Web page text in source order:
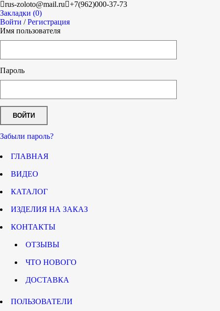
rus-zoloto@mail.ru
+7(962)000-37-73
Закладки (0)
Войти /Регистрация
Имя пользователя
Пароль
Забыли пароль?
ГЛАВНАЯ
ВИДЕО
КАТАЛОГ
ИЗДЕЛИЯ НА ЗАКАЗ
КОНТАКТЫ
ОТЗЫВЫ
ЧТО НОВОГО
ДОСТАВКА
ПОЛЬЗОВАТЕЛИ